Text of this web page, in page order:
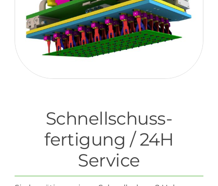
Schnellschuss-
fertigung / 24H
Service